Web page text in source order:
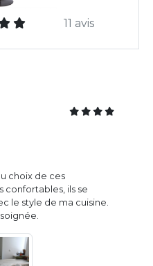
11 avis
choix de ces
confortables, ils se
le style de ma cuisine.